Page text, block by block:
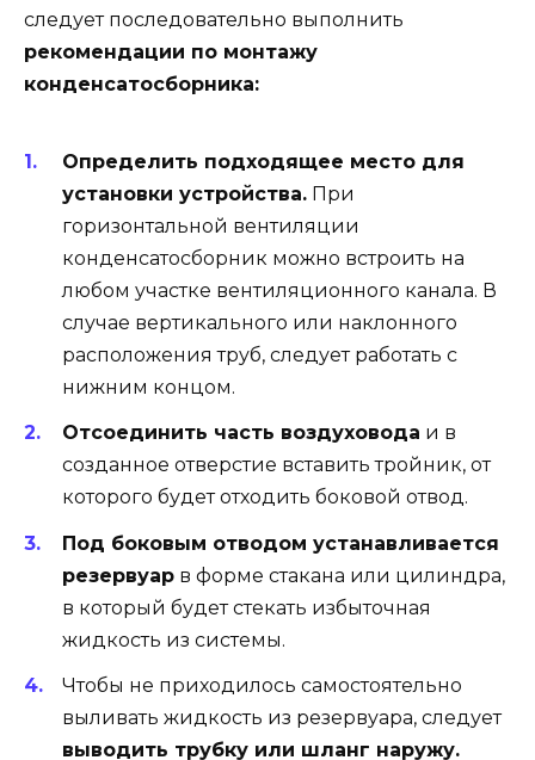
следует последовательно выполнить
рекомендации по монтажу
конденсатосборника:
Определить подходящее место для
установки устройства. При
горизонтальной вентиляции
конденсатосборник можно встроить на
любом участке вентиляционного канала. В
случае вертикального или наклонного
расположения труб, следует работать с
нижним концом.
Отсоединить часть воздуховода и в
созданное отверстие вставить тройник, от
которого будет отходить боковой отвод.
Под боковым отводом устанавливается
резервуар в форме стакана или цилиндра,
в который будет стекать избыточная
жидкость из системы.
Чтобы не приходилось самостоятельно
выливать жидкость из резервуара, следует
выводить трубку или шланг наружу.